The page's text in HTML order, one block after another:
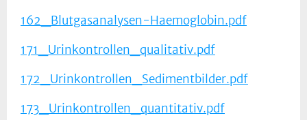
162_Blutgasanalysen-Haemoglobin.pdf
171_Urinkontrollen_qualitativ.pdf
172_Urinkontrollen_Sedimentbilder.pdf
173_Urinkontrollen_quantitativ.pdf